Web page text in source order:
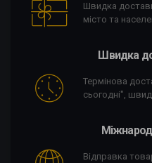
Швидка
місто та
Швидка
Термінова
сьогодні",
Відправка